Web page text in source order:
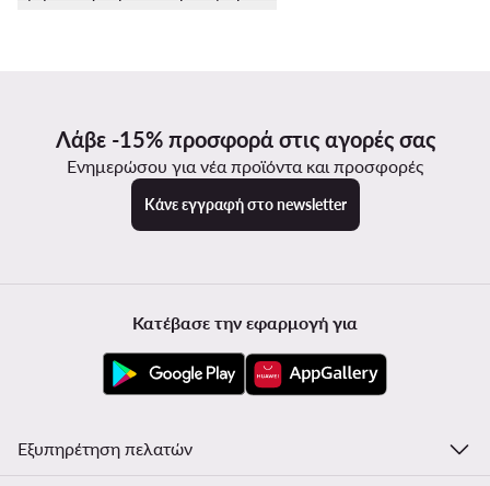
Λάβε -15% προσφορά στις αγορές σας
Ενημερώσου για νέα προϊόντα και προσφορές
Κάνε εγγραφή στο newsletter
Κατέβασε την εφαρμογή για
Εξυπηρέτηση πελατών